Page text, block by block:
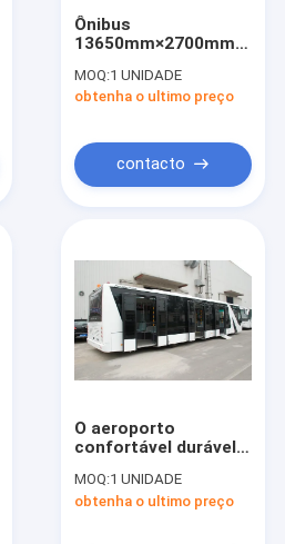
Ônibus
internacional de 77
passageiros
MOQ:1 UNIDADE
obtenha o ultimo preço
contacto
O aeroporto
confortável durável
roda DC24V de
7100mm 240W
MOQ:1 UNIDADE
obtenha o ultimo preço